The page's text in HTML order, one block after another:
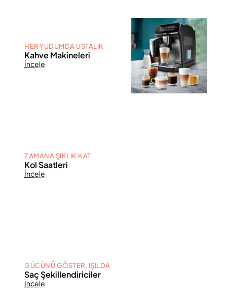
HER YUDUMDA USTALIK
Kahve Makineleri
İncele
ZAMANA ŞIKLIK KAT
Kol Saatleri
İncele
GÜCÜNÜ GÖSTER, IŞILDA
Saç Şekillendiriciler
İncele